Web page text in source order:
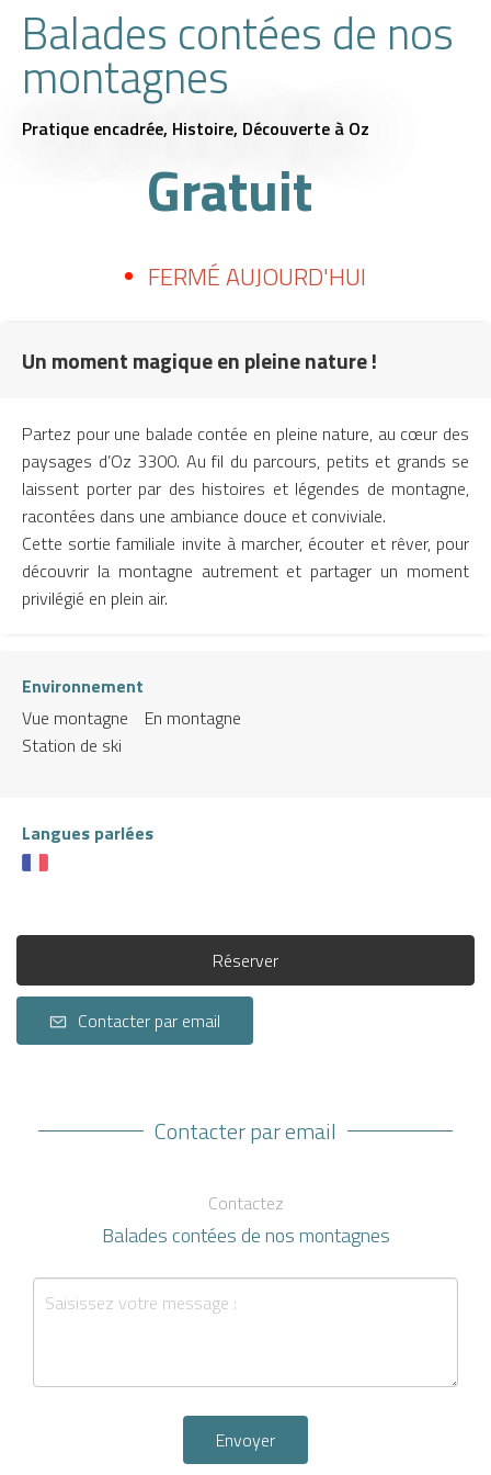
Balades contées de nos
montagnes
Pratique encadrée, Histoire, Découverte à Oz
Gratuit
FERMÉ AUJOURD'HUI
Un moment magique en pleine nature !
Partez pour une balade contée en pleine nature, au cœur des
paysages d’Oz 3300. Au fil du parcours, petits et grands se
laissent porter par des histoires et légendes de montagne,
racontées dans une ambiance douce et conviviale.
Cette sortie familiale invite à marcher, écouter et rêver, pour
découvrir la montagne autrement et partager un moment
privilégié en plein air.
Environnement
Vue montagne
En montagne
Station de ski
Langues parlées
Réserver
Contacter par email
Contacter par email
Contactez
Balades contées de nos montagnes
Envoyer